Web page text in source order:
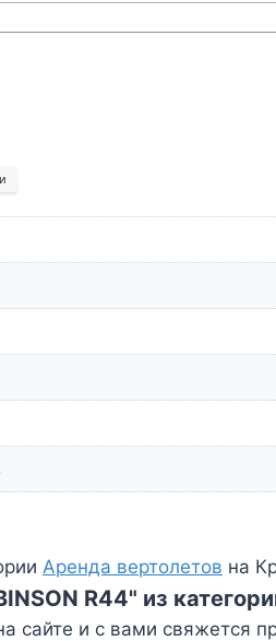
Аренда вертолетов на
R44" из
сайте и с вами свяжется